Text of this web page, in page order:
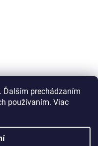
Ďalším prechádzaním
používaním. Viac